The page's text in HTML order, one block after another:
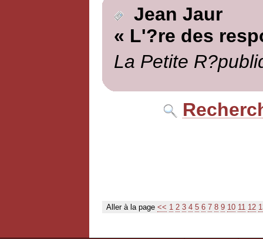
Jean Jaur
« L'?re des
La Petite
Aller à la page << 1 2 3 4 5 6 7 8 9 10 11 12